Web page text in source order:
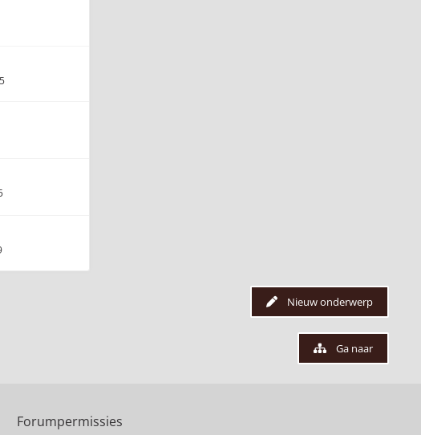
Nieuw onderwerp
Ga naar
Forumpermissies